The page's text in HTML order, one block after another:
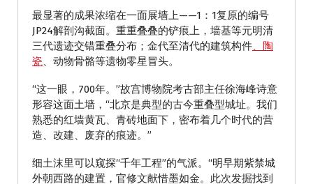
最显著的成果浓缩在一面展墙上——1：1复原的编号
JP24解剖沟截面。重重叠叠的铲痕上，墙基等元明清
三代遗迹交错重叠分布；金代至清代的建筑构件、陶
瓷、动物骨骼等遗物零星冒头。
“这一眼，700年。”故宫博物院考古部主任徐海峰诗意
形容这面土墙，“北京是典型的古今重叠型城址。我们
熟悉的红墙黄瓦、青砖地面下，密布着几个时代的营
造、改建、废弃的痕迹。”
细土沫里可以窥探“千年工程”的气派。“明早期紫禁城
外朝西路的建置，官修文献惜墨如金。此次发掘找到